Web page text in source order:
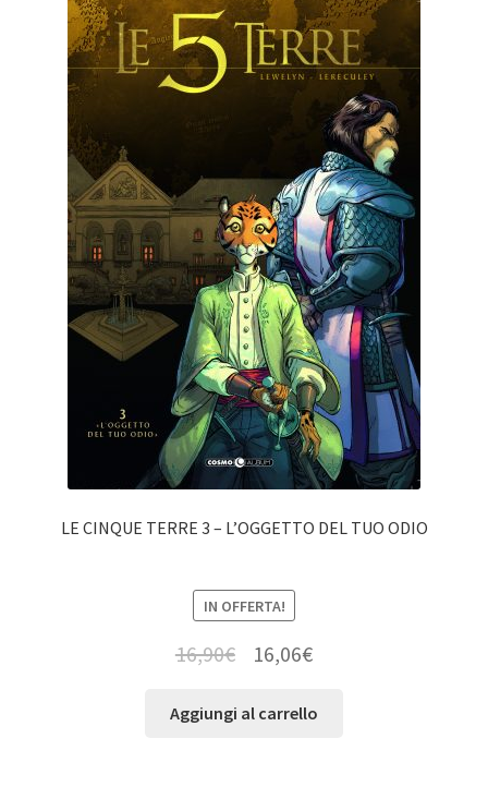
LE CINQUE TERRE 3 – L’OGGETTO DEL TUO ODIO
IN OFFERTA!
16,90€ 16,06€
Aggiungi al carrello